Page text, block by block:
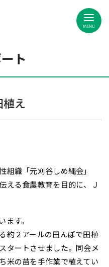
ト
植え
組織「元刈谷しめ縄会」
える食農教育を目的に、Ｊ
す。
約２アールの田んぼで田植
タートさせました。同会メ
米の苗を手作業で植えてい